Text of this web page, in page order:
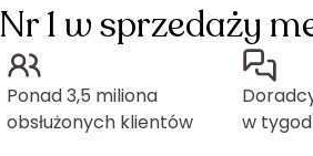
Nr 1 w sprzedaży
Ponad 3,5 miliona
obsłużonych klientów
w